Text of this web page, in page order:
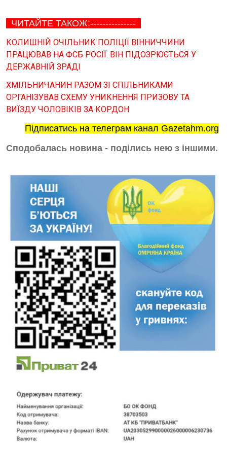
ЧИТАЙТЕ ТАКОЖ:---------------
КОЛИШНІЙ ОЧІЛЬНИК ПОЛІЦІЇ ВІННИЧЧИНИ
ПРАЦЮВАВ НА ФСБ РОСІЇ. ВІН ПІДОЗРЮЄТЬСЯ У
ДЕРЖАВНІЙ ЗРАДІ
ХМІЛЬНИЧАНИН РАЗОМ ЗІ СПІЛЬНИКАМИ
ОРГАНІЗУВАВ СХЕМУ УНИКНЕННЯ ПРИЗОВУ ТА
ВИЇЗДУ ЧОЛОВІКІВ ЗА КОРДОН
Підписатись на телеграм канал Gazetahm.org
Сподобалась новина - поділись нею з іншими.